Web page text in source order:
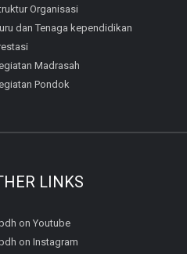
Organisasi
dan Tenaga kependidikan
Madrasah
Pondok
LINKS
on Youtube
on Instagram